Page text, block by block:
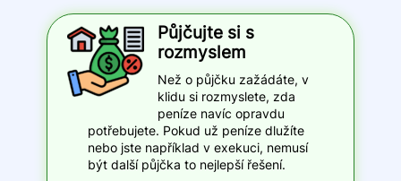
Půjčujte si s
rozmyslem
Než o půjčku zažádáte, v
klidu si rozmyslete, zda
peníze navíc opravdu
potřebujete. Pokud už peníze dlužíte
nebo jste například v exekuci, nemusí
být další půjčka to nejlepší řešení.